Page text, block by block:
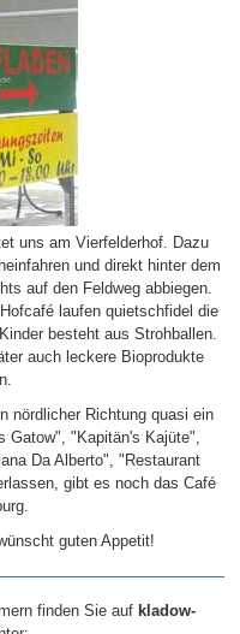
uns am Vierfelderhof. Dazu
und direkt hinter dem
auf den Feldweg abbiegen.
laufen quietschfidel die
besteht aus Strohballen.
auch leckere Bioprodukte
nördlicher Richtung quasi ein
Gatow", "Kapitän's Kajüte",
Da Alberto", "Restaurant
gibt es noch das Café
guten Appetit!
finden Sie auf kladow-